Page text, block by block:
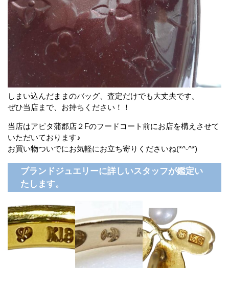
しまい込んだままのバッグ、査定だけでも大丈夫です。
ぜひ当店まで、お持ちください！！
当店はアピタ蒲郡店２Fのフードコート前にお店を構えさせて
いただいております♪
お買い物ついでにお気軽にお立ち寄りくださいね(*^-^*)
ブランドジュエリーに詳しいスタッフが鑑定い
たします。